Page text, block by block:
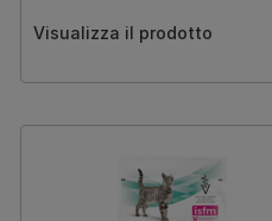
Visualizza il prodotto